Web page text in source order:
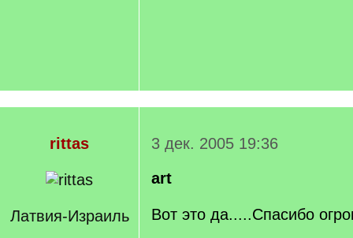
rittas
Латвия-Израиль
3 дек. 2005 19:36
art
Вот это да.....Спасибо